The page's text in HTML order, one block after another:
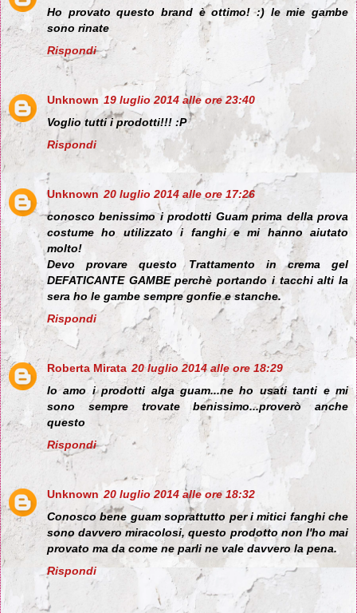
Ho provato questo brand è ottimo! :) le mie gambe
sono rinate
Rispondi
Unknown 19 luglio 2014 alle ore 23:40
Voglio tutti i prodotti!!! :P
Rispondi
Unknown 20 luglio 2014 alle ore 17:26
conosco benissimo i prodotti Guam prima della prova
costume ho utilizzato i fanghi e mi hanno aiutato
molto!
Devo provare questo Trattamento in crema gel
DEFATICANTE GAMBE perchè portando i tacchi alti la
sera ho le gambe sempre gonfie e stanche.
Rispondi
Roberta Mirata 20 luglio 2014 alle ore 18:29
Io amo i prodotti alga guam...ne ho usati tanti e mi
sono sempre trovate benissimo...proverò anche
questo
Rispondi
Unknown 20 luglio 2014 alle ore 18:32
Conosco bene guam soprattutto per i mitici fanghi che
sono davvero miracolosi, questo prodotto non l'ho mai
provato ma da come ne parli ne vale davvero la pena.
Rispondi